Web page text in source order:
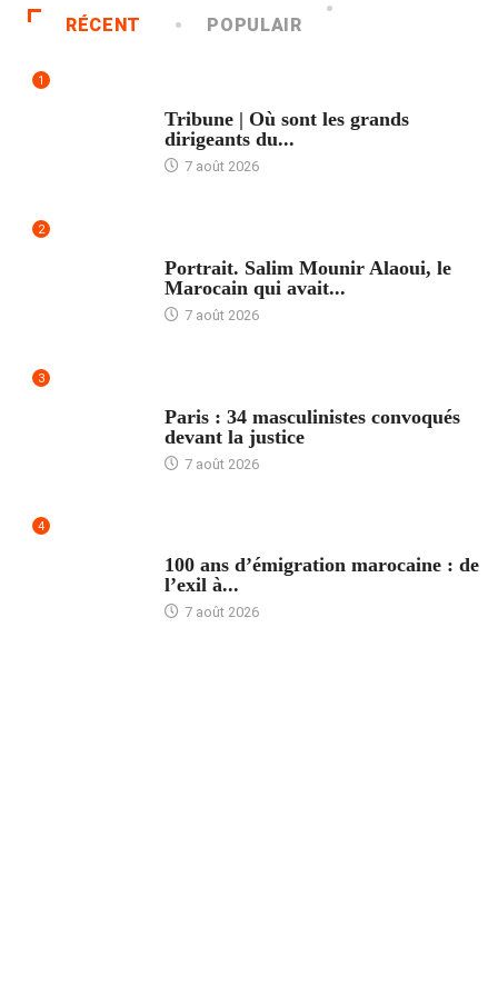
RÉCENT POPULAIR
1
Tribune | Où sont les grands
dirigeants du...
7 août 2026
2
Portrait. Salim Mounir Alaoui, le
Marocain qui avait...
7 août 2026
3
Paris : 34 masculinistes convoqués
devant la justice
7 août 2026
4
100 ans d’émigration marocaine : de
l’exil à...
7 août 2026